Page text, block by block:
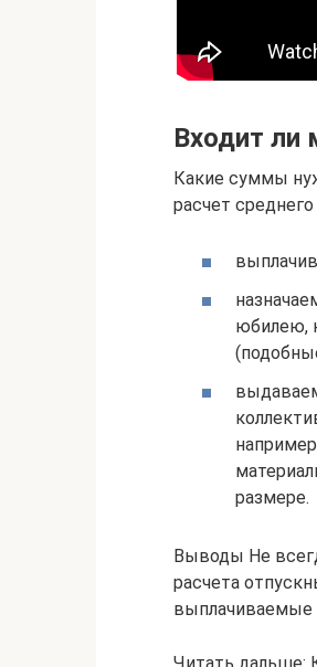
Входит ли
Какие суммы
расчет среднего
юбилею,
размере.
Выводы Не
расчета
выплачиваемые